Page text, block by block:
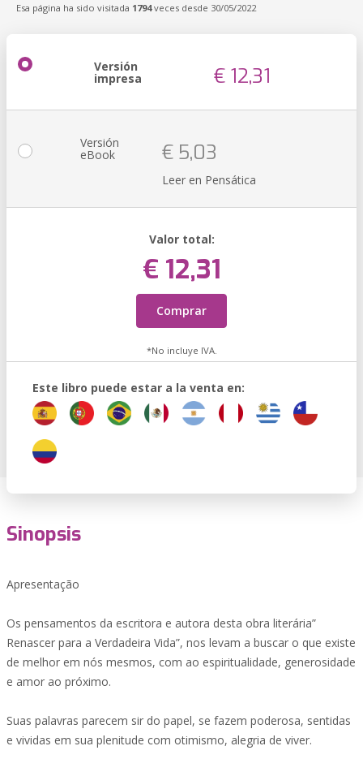
Esa página ha sido visitada 1794veces desde 30/05/2022
Versión
impresa € 12,31
Versión
eBook € 5,03
Leer en Pensática
Valor total:
€ 12,31
Comprar
*No incluye IVA.
Este libro puede estar a la venta en:
Sinopsis
Apresentação
Os pensamentos da escritora e autora desta obra literária”
Renascer para a Verdadeira Vida”, nos levam a buscar o que existe
de melhor em nós mesmos, com ao espiritualidade, generosidade
e amor ao próximo.
Suas palavras parecem sir do papel, se fazem poderosa, sentidas
e vividas em sua plenitude com otimismo, alegria de viver.